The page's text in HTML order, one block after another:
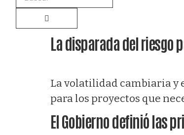
La disparada del riesgo
La volatilidad cambiaria y
para los proyectos que
El Gobierno definió las